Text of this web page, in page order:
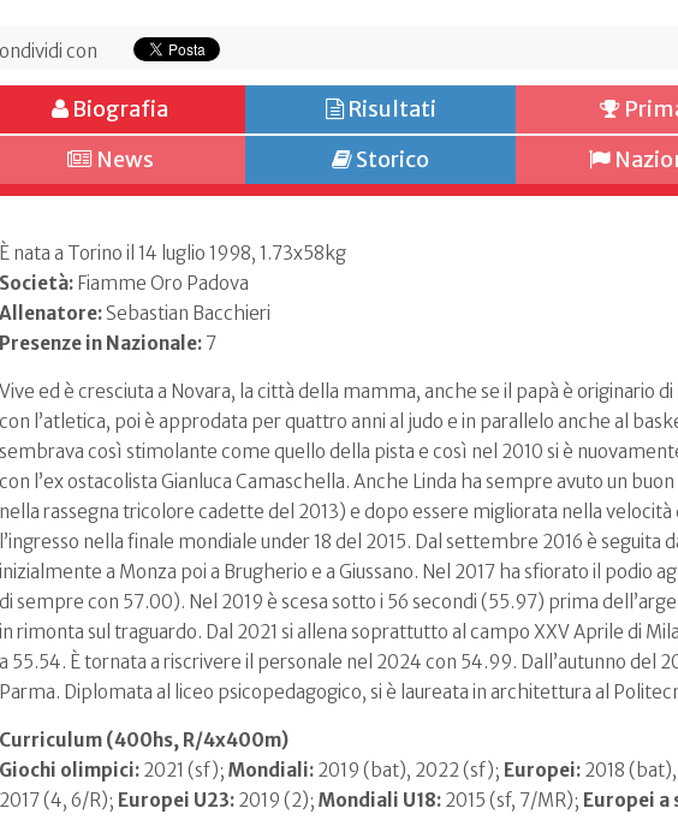
con
Biografia Risultati
News
Storico
È nata a Torino il 14 luglio 1998, 1.73x58kg
Società: Fiamme Oro Padova
Allenatore:Sebastian Bacchieri
Presenze in Nazionale: 7
Vive ed è cresciuta a Novara, la città della mamma, anche se il papà è originario
con l’atletica, poi è approdata per quattro anni al judo e in parallelo anche al
sembrava così stimolante come quello della pista e così nel 2010 si è
con l’ex ostacolista Gianluca Camaschella. Anche Linda ha sempre avuto un
nella rassegna tricolore cadette del 2013) e dopo essere migliorata nella
l’ingresso nella finale mondiale under 18 del 2015. Dal settembre 2016 è
inizialmente a Monza poi a Brugherio e a Giussano. Nel 2017 ha sfiorato il podio
di sempre con 57.00). Nel 2019 è scesa sotto i 56 secondi (55.97) prima
in rimonta sul traguardo. Dal 2021 si allena soprattutto al campo XXV Aprile di
a 55.54. È tornata a riscrivere il personale nel 2024 con 54.99. Dall’autunno del
Parma. Diplomata al liceo psicopedagogico, si è laureata in architettura al
Curriculum (400hs, R/4x400m)
Giochi olimpici: 2021 (sf); Mondiali: 2019 (bat), 2022 (sf); Europei: 2018
2017 (4, 6/R); Europei U23: 2019 (2); Mondiali U18: 2015 (sf, 7/MR); Europei a